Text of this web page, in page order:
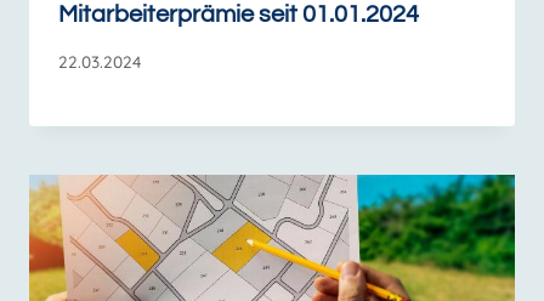
Mitarbeiterprämie seit 01.01.2024
22.03.2024